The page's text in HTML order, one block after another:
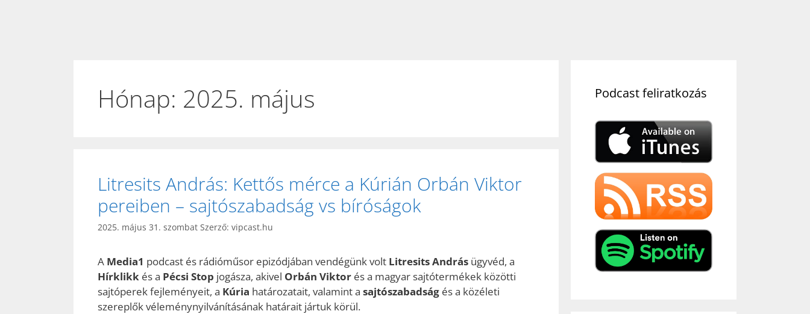
Hónap: 2025. május
Litresits András: Kettős mérce a Kúrián Orbán Viktor
pereiben – sajtószabadság vs bíróságok
2025. május 31. szombat Szerző: vipcast.hu
A Media1 podcast és rádióműsor epizódjában vendégünk volt Litresits András ügyvéd, a
Hírklikk és a Pécsi Stop jogásza, akivel Orbán Viktor és a magyar sajtótermékek közötti
sajtóperek fejleményeit, a Kúria határozatait, valamint a sajtószabadság és a közéleti
szereplők véleménynyilvánításának határait jártuk körül.
Podcast feliratkozás